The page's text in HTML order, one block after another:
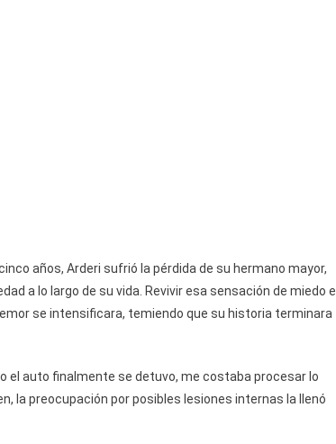
años, Arderi sufrió la pérdida de su hermano mayor,
a lo largo de su vida. Revivir esa sensación de miedo e
se intensificara, temiendo que su historia terminara
el auto finalmente se detuvo, me costaba procesar lo
la preocupación por posibles lesiones internas la llenó